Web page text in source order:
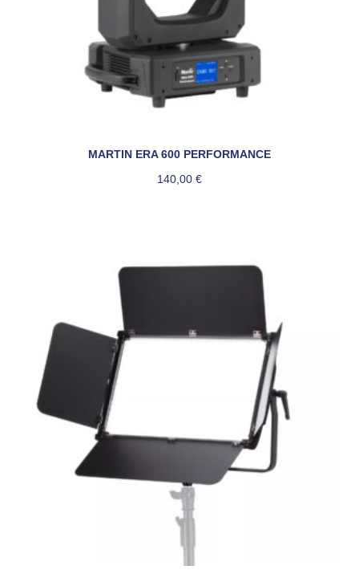
MARTIN ERA 600 PERFORMANCE
140,00 €